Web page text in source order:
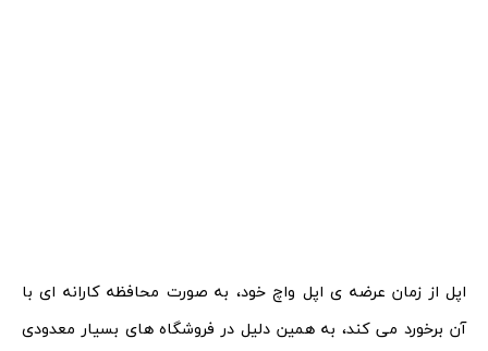
اپل از زمان عرضه ی اپل واچ خود، به صورت محافظه کارانه ای با
آن برخورد می کند، به همین دلیل در فروشگاه های بسیار معدودی